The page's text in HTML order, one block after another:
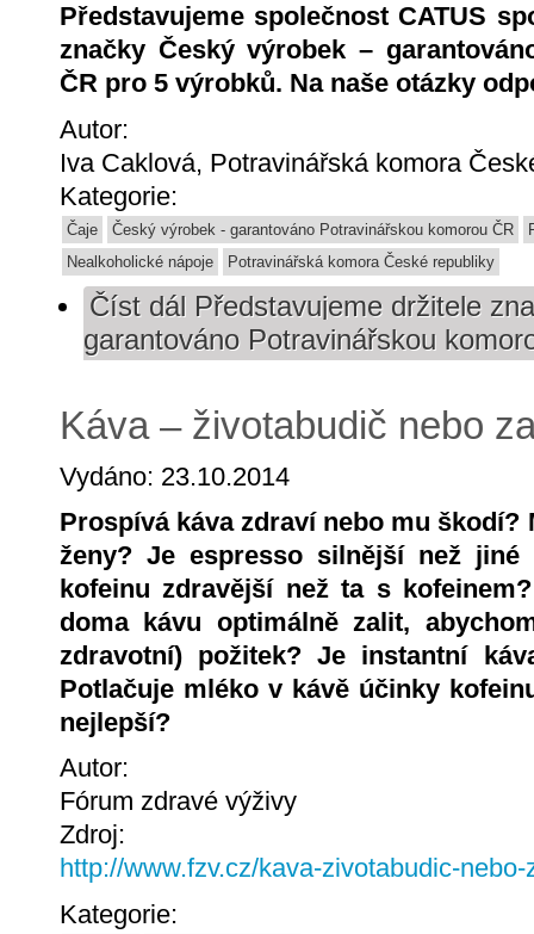
Představujeme společnost CATUS
značky Český výrobek –
ČR pro 5 výrobků. Na naše otázky
Autor:
Iva Caklová, Potravinářská komora
Kategorie:
Čaje Český výrobek - garantováno Potravinářskou komorou ČR
Nealkoholické nápoje
Potravinářská komora České republiky
Číst dál Představujeme držitele
garantováno Potravinářskou
Káva – životabudič nebo
Vydáno: 23.10.2014
Prospívá káva zdraví nebo mu
ženy? Je espresso silnější než
kofeinu zdravější než ta s
doma kávu optimálně zalit,
zdravotní) požitek? Je instantní
Potlačuje mléko v kávě účinky
nejlepší?
Autor:
Fórum zdravé výživy
Zdroj:
http://www.fzv.cz/kava-zivotabudic-nebo-
Kategorie: